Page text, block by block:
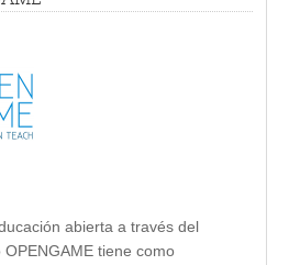
abierta a través del
tiene como